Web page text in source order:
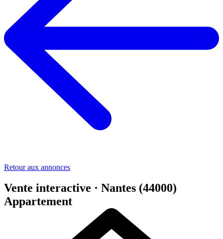
Retour aux annonces
Vente interactive · Nantes (44000)
Appartement